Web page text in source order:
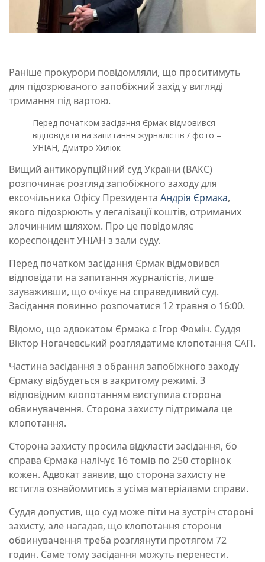
Раніше прокурори повідомляли, що проситимуть
для підозрюваного запобіжний захід у вигляді
тримання під вартою.
Перед початком засідання Єрмак відмовився
відповідати на запитання журналістів / фото –
УНІАН, Дмитро Хилюк
Вищий антикорупційний суд України (ВАКС)
розпочинає розгляд запобіжного заходу для
ексочільника Офісу Президента Андрія Єрмака,
якого підозрюють у легалізації коштів, отриманих
злочинним шляхом. Про це повідомляє
кореспондент УНІАН з зали суду.
Перед початком засідання Єрмак відмовився
відповідати на запитання журналістів, лише
зауваживши, що очікує на справедливий суд.
Засідання повинно розпочатися 12 травня о 16:00.
Відомо, що адвокатом Єрмака є Ігор Фомін. Суддя
Віктор Ногачевський розглядатиме клопотання САП.
Частина засідання з обрання запобіжного заходу
Єрмаку відбудеться в закритому режимі. З
відповідним клопотанням виступила сторона
обвинувачення. Сторона захисту підтримала це
клопотання.
Сторона захисту просила відкласти засідання, бо
справа Єрмака налічує 16 томів по 250 сторінок
кожен. Адвокат заявив, що сторона захисту не
встигла ознайомитись з усіма матеріалами справи.
Суддя допустив, що суд може піти на зустріч стороні
захисту, але нагадав, що клопотання сторони
обвинувачення треба розглянути протягом 72
годин. Саме тому засідання можуть перенести.